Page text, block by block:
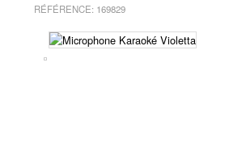
RÉFÉRENCE: 169829